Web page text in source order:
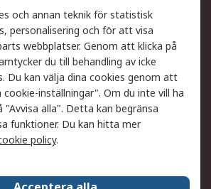
Exportlösningar
Retur av varor
Spåra din order
Fördelar med RS-konto
och annan teknik för statistisk
personalisering och för att visa
webbplatser. Genom att klicka på
du till behandling av icke
Du kan välja dina cookies genom att
cookie-inställningar". Om du inte vill ha
"Avvisa alla". Detta kan begränsa
funktioner. Du kan hitta mer
policy.